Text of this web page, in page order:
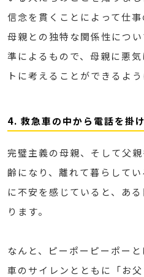
信念を貫くことによって仕事
母親との独特な関係性につ
準によるもので、母親に悪
トに考えることができるよ
4. 救急車の中から電話を掛
完璧主義の母親、そして父
齢になり、離れて暮らして
に不安を感じていると、あ
ります。
なんと、ピーポーピーポー
車のサイレンとともに「お